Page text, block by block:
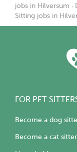
jobs in Hilversum ·
Sitting jobs in
FOR PET
Become a dog
Become a cat sitter